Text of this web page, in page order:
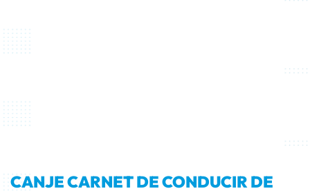
CANJE CARNET DE CONDUCIR DE